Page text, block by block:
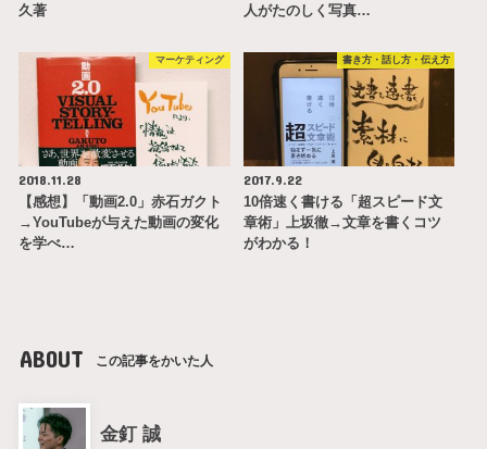
久著
人がたのしく写真…
マーケティング
2018.11.28
【感想】「動画2.0」赤石ガクト
→YouTubeが与えた動画の変化
を学べ…
書き方・話し方・伝え方
2017.9.22
10倍速く書ける「超スピード文
章術」上坂徹→文章を書くコツ
がわかる！
ABOUT この記事をかいた人
金釘 誠